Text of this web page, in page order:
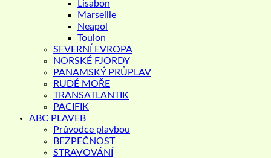
Lisabon
Marseille
Neapol
Toulon
SEVERNÍ EVROPA
NORSKÉ FJORDY
PANAMSKÝ PRŮPLAV
RUDÉ MOŘE
TRANSATLANTIK
PACIFIK
ABC PLAVEB
Průvodce plavbou
BEZPEČNOST
STRAVOVÁNÍ